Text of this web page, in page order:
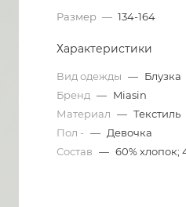
Размер — 134-164
Характеристики
Вид одежды — Блузка
Бренд — Miasin
Материал — Текстиль
Пол - — Девочка
Состав — 60% хлопок;